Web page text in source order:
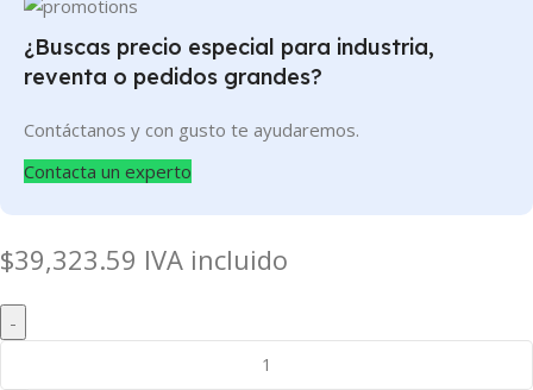
¿Buscas precio especial para industria,
reventa o pedidos grandes?
Contáctanos y con gusto te ayudaremos.
Contacta un experto
$39,323.59 IVA incluido